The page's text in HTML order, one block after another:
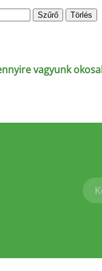
Szűrő Törlés
vagyunk